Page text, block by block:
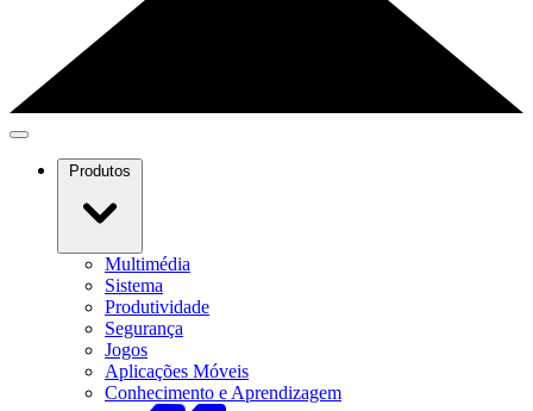
Produtos
Multimédia
Sistema
Produtividade
Segurança
Jogos
Aplicações Móveis
Conhecimento e Aprendizagem